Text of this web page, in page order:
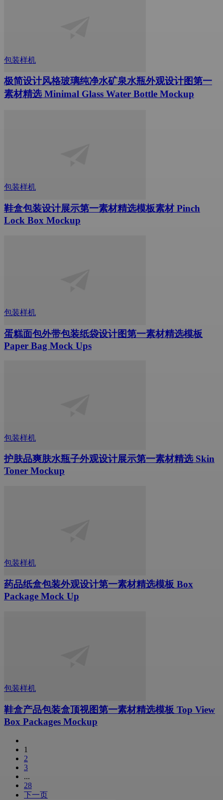
包装样机
极简设计风格玻璃纯净水矿泉水瓶外观设计图第一
素材精选 Minimal Glass Water Bottle Mockup
包装样机
鞋盒包装设计展示第一素材精选模板素材 Pinch
Lock Box Mockup
包装样机
蛋糕面包外带包装纸袋设计图第一素材精选模板
Paper Bag Mock Ups
包装样机
护肤品爽肤水瓶子外观设计展示第一素材精选 Skin
Toner Mockup
包装样机
药品纸盒包装外观设计第一素材精选模板 Box
Package Mock Up
包装样机
鞋盒产品包装盒顶视图第一素材精选模板 Top View
Box Packages Mockup
1
2
3
...
28
下一页